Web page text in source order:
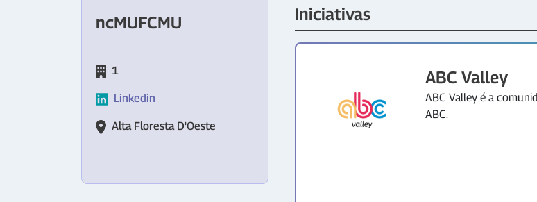
ncMUFCMU
1
Linkedin
Alta Floresta D'Oeste
Iniciativas
ABC Valley
ABC Valley é a
ABC.